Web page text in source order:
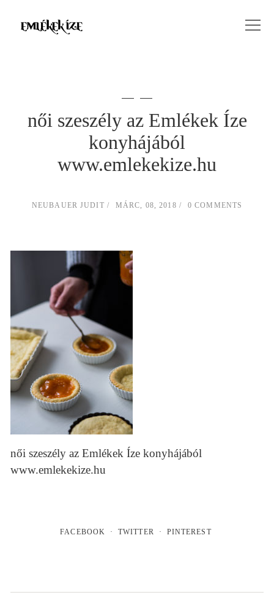
női szeszély az Emlékek Íze
konyhájából
www.emlekekize.hu
NEUBAUER JUDIT MÁRC, 08, 2018 0 COMMENTS
női szeszély az Emlékek Íze konyhájából
www.emlekekize.hu
FACEBOOK TWITTER PINTEREST